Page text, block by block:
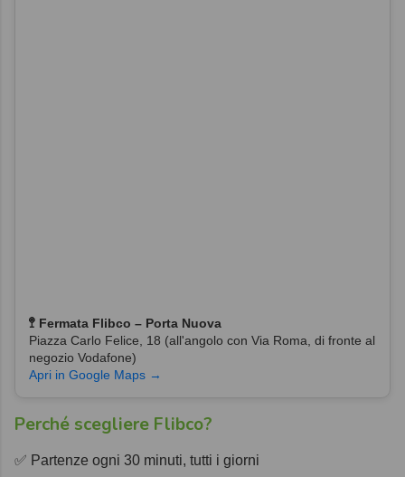
🚏 Fermata Flibco – Porta Nuova
Piazza Carlo Felice, 18 (all'angolo con Via Roma, di fronte al
negozio Vodafone)
Apri in Google Maps →
Perché scegliere Flibco?
✅ Partenze ogni 30 minuti, tutti i giorni